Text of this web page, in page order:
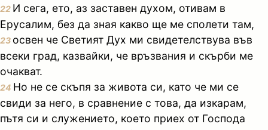
22 И сега, ето, аз заставен духом, отивам в
Ерусалим, без да зная какво ще ме сполети там,
23 освен че Светият Дух ми свидетелствува във
всеки град, казвайки, че връзвания и скърби ме
очакват.
24 Но не се скъпя за живота си, като че ми се
свиди за него, в сравнение с това, да изкарам,
пътя си и служението, което приех от Господа